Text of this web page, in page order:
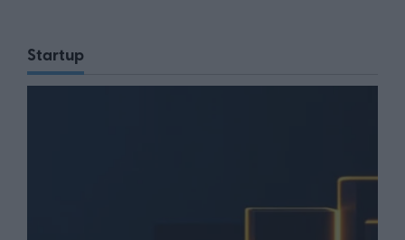
Startup